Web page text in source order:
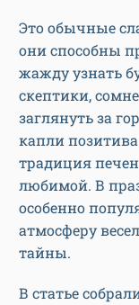
Это обычные
они способны
жажду узнать
скептики,
заглянуть за
капли
традиция
любимой. В
особенно
атмосферу
тайны.
В статье